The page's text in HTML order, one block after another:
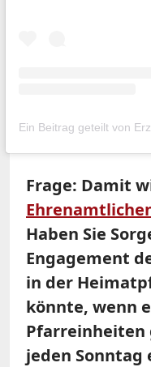
Ein Beitrag geteilt von
Frage: Damit
Haben Sie
Engagement
in der
könnte, wenn
jeden Sonntag